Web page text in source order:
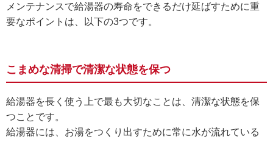
メンテナンスで給湯器の寿命をできるだけ延ばすために重
要なポイントは、以下の3つです。
こまめな清掃で清潔な状態を保つ
給湯器を長く使う上で最も大切なことは、清潔な状態を保
つことです。
給湯器には、お湯をつくり出すために常に水が流れている